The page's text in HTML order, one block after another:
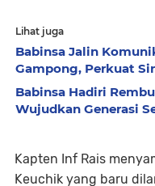
Lihat juga
Babinsa Jalin
Gampong, Perkuat
Babinsa Hadiri
Wujudkan Generasi
Kapten Inf Rais
Keuchik yang baru